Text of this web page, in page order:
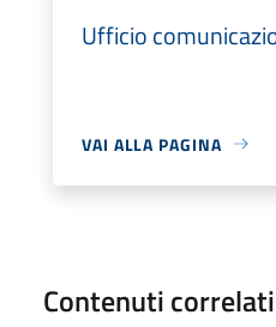
Ufficio
VAI ALLA PAGINA
Contenuti correlati